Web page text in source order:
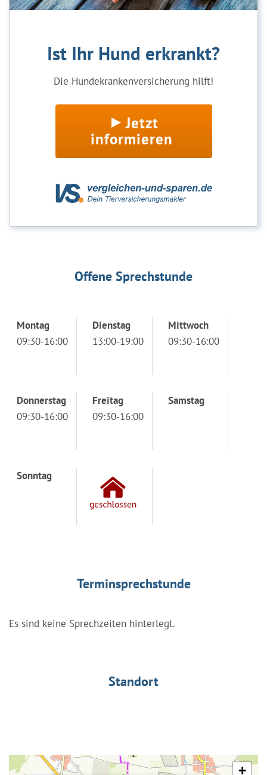
Ist Ihr Hund erkrankt?
Die Hundekrankenversicherung hilft!
Jetzt
informieren
Offene Sprechstunde
Montag
09:30-16:00
Dienstag
13:00-19:00
Mittwoch
09:30-16:00
Donnerstag
09:30-16:00
Freitag
09:30-16:00
Samstag
Sonntag
Terminsprechstunde
Es sind keine Sprechzeiten hinterlegt.
Standort
+